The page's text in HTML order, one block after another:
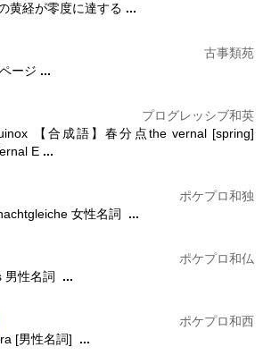
黄経が零度に達する ...
古事類苑
ージ ...
プログレッシブ和英
【合成語】春分 点the vernal [spring]
E ...
ポケプロ和独
女性名詞 ...
ポケプロ和仏
男性名詞 ...
ポケプロ和西
[男性名詞] ...